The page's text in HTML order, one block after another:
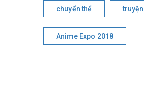
chuyển thể
Anime Expo 2018